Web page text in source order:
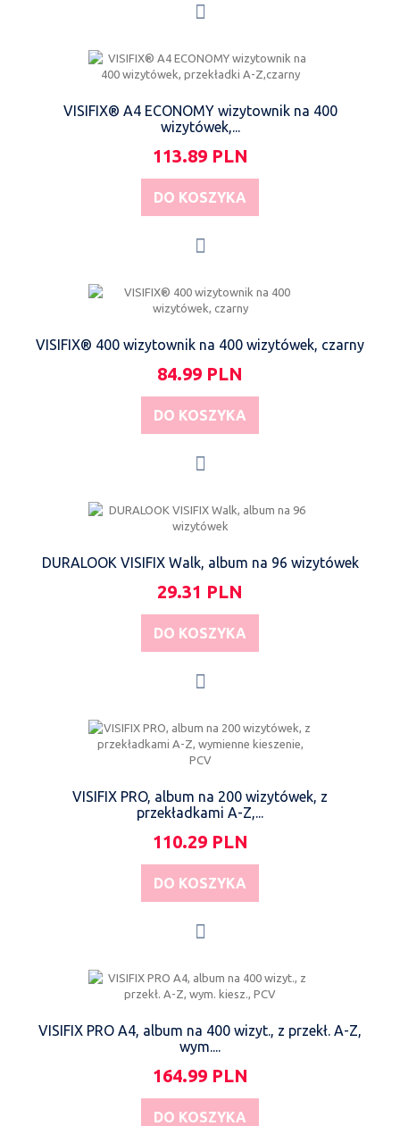
VISIFIX® A4 ECONOMY wizytownik na 400
wizytówek,...
113.89 PLN
DO KOSZYKA
VISIFIX® 400 wizytownik na 400 wizytówek, czarny
84.99 PLN
DO KOSZYKA
DURALOOK VISIFIX Walk, album na 96 wizytówek
29.31 PLN
DO KOSZYKA
VISIFIX PRO, album na 200 wizytówek, z
przekładkami A-Z,...
110.29 PLN
DO KOSZYKA
VISIFIX PRO A4, album na 400 wizyt., z przekł. A-Z,
wym....
164.99 PLN
DO KOSZYKA